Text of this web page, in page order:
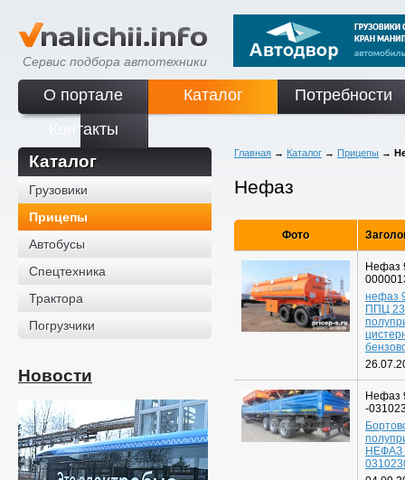
Сервис подбора автотехники
О портале Каталог
Потребности
Контакты
Каталог
Грузовики
Прицепы
Автобусы
Спецтехника
Трактора
Погрузчики
Новости
Главная → Каталог → Прицепы →
Нефаз
Фото
Нефаз
нефаз
ППЦ 23
Нефаз
-
НЕФАЗ